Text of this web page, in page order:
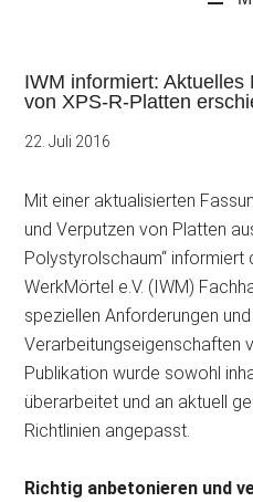
IWM informiert: Aktuelles
von XPS-R-Platten
22. Juli 2016
Mit einer aktualisierten
und Verputzen von Platten
Polystyrolschaum“ informiert
WerkMörtel e.V. (IWM)
speziellen Anforderungen und
Verarbeitungseigenschaften
Publikation wurde sowohl
überarbeitet und an aktuell
Richtlinien angepasst.
Richtig anbetonieren und